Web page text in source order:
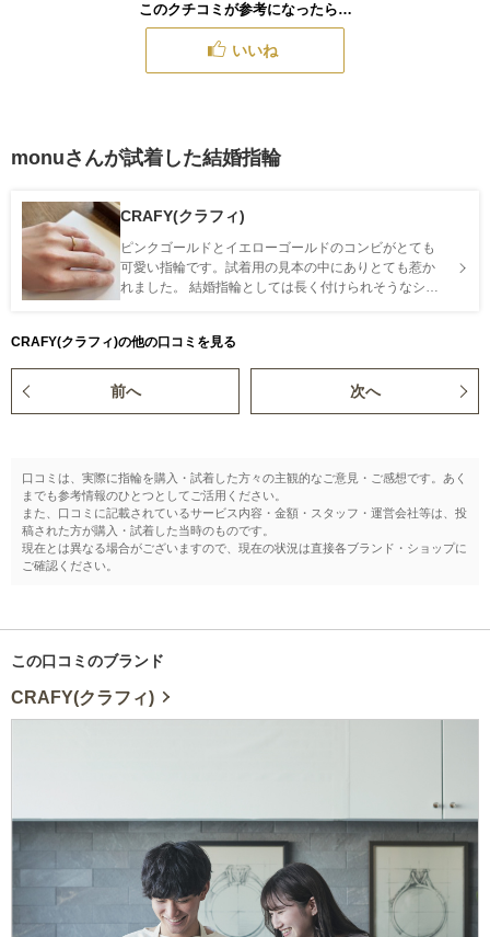
このクチコミが参考になったら…
いいね
monuさんが試着した結婚指輪
CRAFY(クラフィ)
ピンクゴールドとイエローゴールドのコンビがとても
可愛い指輪です。試着用の見本の中にありとても惹か
れました。 結婚指輪としては長く付けられそうなシン
したが、いつか機会があればこのデザインの製作に訪
れたいほどです。
CRAFY(クラフィ)の他の口コミを見る
前へ 次へ
口コミは、実際に指輪を購入・試着した方々の主観的なご意見・ご感想です。あく
までも参考情報のひとつとしてご活用ください。
また、口コミに記載されているサービス内容・金額・スタッフ・運営会社等は、投
稿された方が購入・試着した当時のものです。
現在とは異なる場合がございますので、現在の状況は直接各ブランド・ショップに
ご確認ください。
この口コミのブランド
CRAFY(クラフィ)